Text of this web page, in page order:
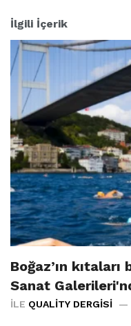
İlgili İçerik
Boğaz’ın
Sanat
İLE QUALITY DERGISI